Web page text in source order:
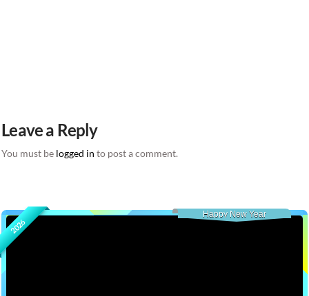
Leave a Reply
You must be logged in to post a comment.
2026
Happy New Year